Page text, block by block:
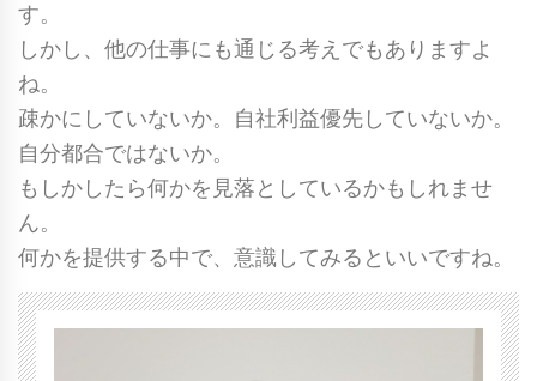
す。
しかし、他の仕事にも通じる考えでもありますよ
ね。
疎かにしていないか。自社利益優先していないか。
自分都合ではないか。
もしかしたら何かを見落としているかもしれませ
ん。
何かを提供する中で、意識してみるといいですね。